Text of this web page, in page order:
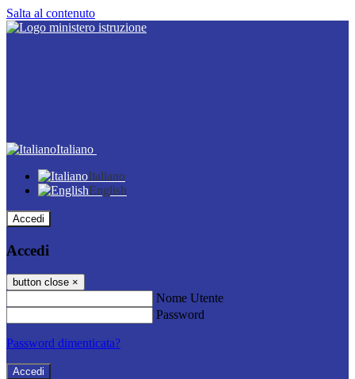
Salta al contenuto
Italiano
Italiano
English
Accedi
Accedi
button close ×
Nome Utente
Password
Password dimenticata?